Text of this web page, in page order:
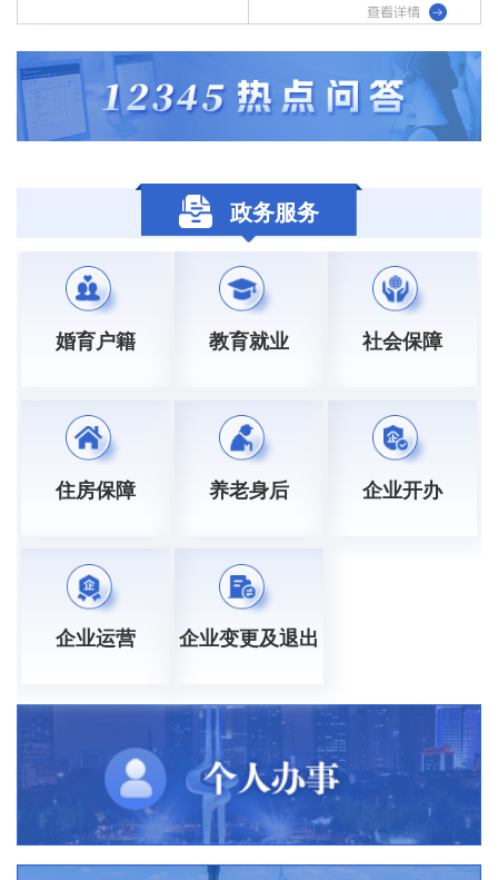
政务服务
婚育户籍 教育就业 社会保障
住房保障 养老身后 企业开办
企业运营 企业变更及退出